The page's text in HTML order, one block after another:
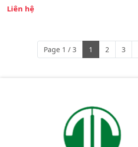
tải . Sản phẩm dò tất cả các tạp
thậm chí với những tạp chất nằm
bên trong sản phẩm.
Liên hệ
Page 1 / 3 1 2 3